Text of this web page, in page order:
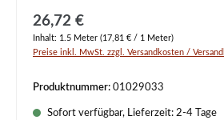
Regulärer Preis:
26,72 €
Inhalt: 1.5 Meter (17,81 € / 1 Meter)
Preise inkl. MwSt. zzgl. Versandkosten /
Produktnummer: 01029033
Sofort verfügbar, Lieferzeit: 2-4 Tage